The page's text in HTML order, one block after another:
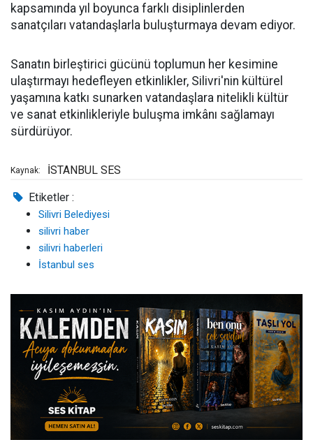
kapsamında yıl boyunca farklı disiplinlerden
sanatçıları vatandaşlarla buluşturmaya devam ediyor.
Sanatın birleştirici gücünü toplumun her kesimine
ulaştırmayı hedefleyen etkinlikler, Silivri'nin kültürel
yaşamına katkı sunarken vatandaşlara nitelikli kültür
ve sanat etkinlikleriyle buluşma imkânı sağlamayı
sürdürüyor.
Kaynak: İSTANBUL SES
Etiketler :
Silivri Belediyesi
silivri haber
silivri haberleri
İstanbul ses